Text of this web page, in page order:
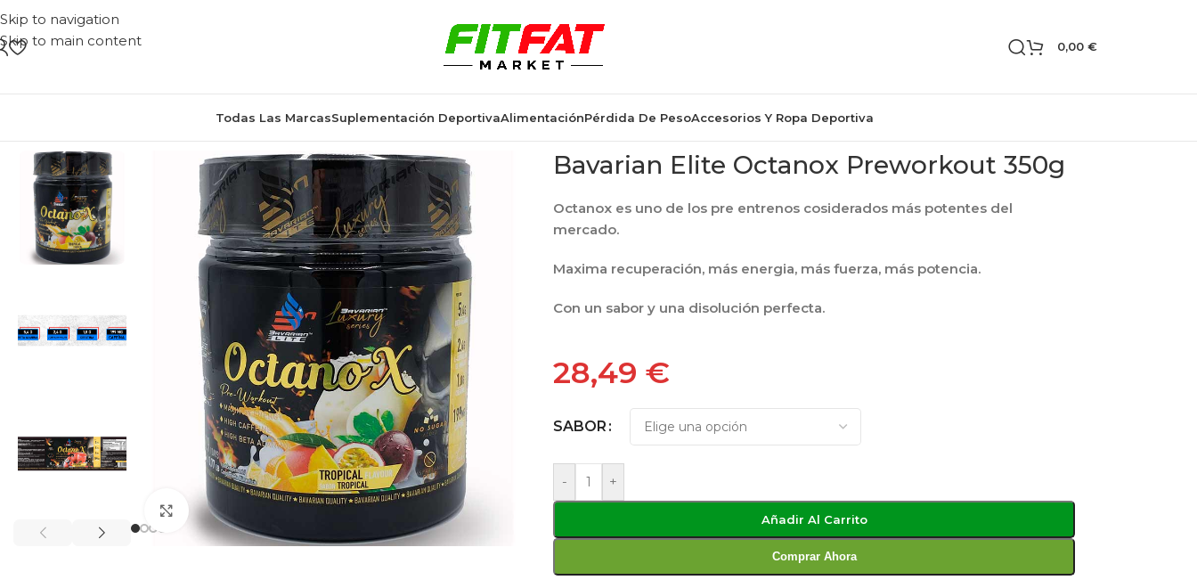
Skip to navigation
Skip to main content
0,00 €
Todas Las MarcasSuplementación DeportivaAlimentaciónPérdida De PesoAccesorios Y Ropa Deportiva
Click to enlarge
Bavarian Elite Octanox Preworkout 350g
Octanox es uno de los pre entrenos cosiderados más potentes del
mercado.
Maxima recuperación, más energia, más fuerza, más potencia.
Con un sabor y una disolución perfecta.
28,49 €
SABOR
- +
Añadir Al Carrito
Comprar Ahora